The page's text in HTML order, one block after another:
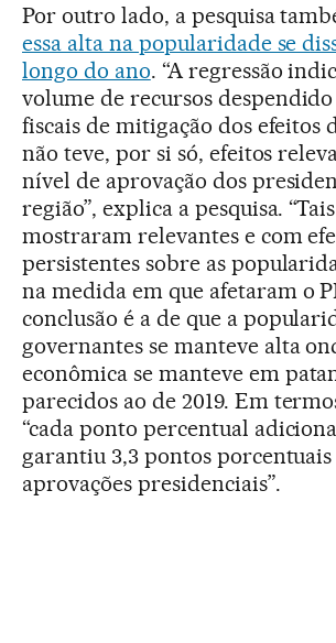
Por outro lado, a pesquisa
essa alta na popularidade se
longo do ano. “A regressão
volume de recursos
fiscais de mitigação dos efeitos
não teve, por si só, efeitos
nível de aprovação dos
região”, explica a pesquisa.
mostraram relevantes e com
persistentes sobre as
na medida em que afetaram o
conclusão é a de que a
governantes se manteve alta
econômica se manteve em
parecidos ao de 2019. Em
“cada ponto percentual
garantiu 3,3 pontos
aprovações presidenciais”.